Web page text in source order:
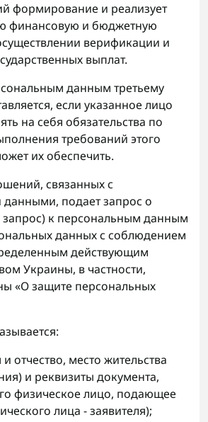
формирование и реализует
финансовую и бюджетную
верификации и
выплат.
данным третьему
если указанное лицо
на себя обязательства по
требований этого
их обеспечить.
связанных с
подает запрос о
запрос) к персональным данным
данных с соблюдением
действующим
Украины, в частности,
«О защите персональных
отчество, место жительства
и реквизиты документа,
физическое лицо, подающее
лица - заявителя);